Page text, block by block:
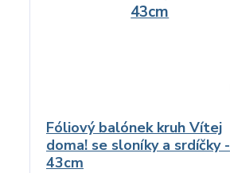
Fóliový balónek kruh Vítej
doma! se sloníky a srdíčky -
43cm